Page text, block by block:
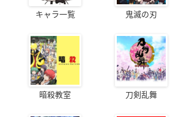
キャラ一覧 鬼滅の刃
暗殺教室 刀剣乱舞